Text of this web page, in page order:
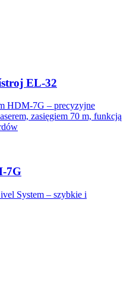
EL-32
7G